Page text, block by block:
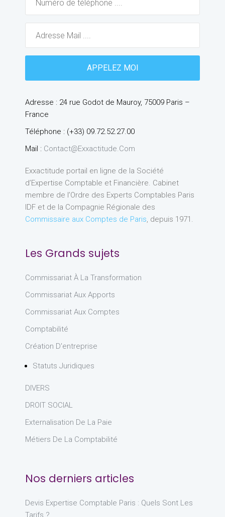
Adresse : 24 rue Godot de Mauroy, 75009 Paris –
France
Téléphone : (+33) 09.72.52.27.00
Mail : Contact@exxactitude.com
Exxactitude portail en ligne de la Société
d’Expertise Comptable et Financière. Cabinet
membre de l’Ordre des Experts Comptables Paris
IDF et de la Compagnie Régionale des
Commissaire aux Comptes de Paris, depuis 1971.
Les Grands sujets
Commissariat À La Transformation
Commissariat Aux Apports
Commissariat Aux Comptes
Comptabilité
Création D'entreprise
Statuts Juridiques
DIVERS
DROIT SOCIAL
Externalisation De La Paie
Métiers De La Comptabilité
Nos derniers articles
Devis Expertise Comptable Paris : Quels Sont Les
Tarifs ?